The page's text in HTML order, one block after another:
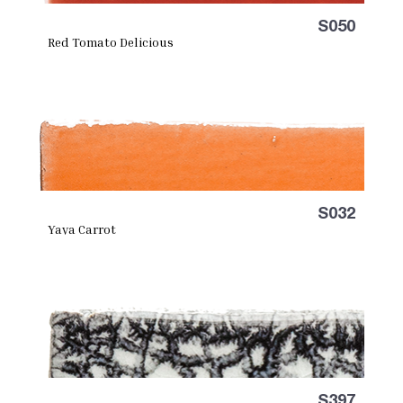
S050
Red Tomato Delicious
S032
Yaya Carrot